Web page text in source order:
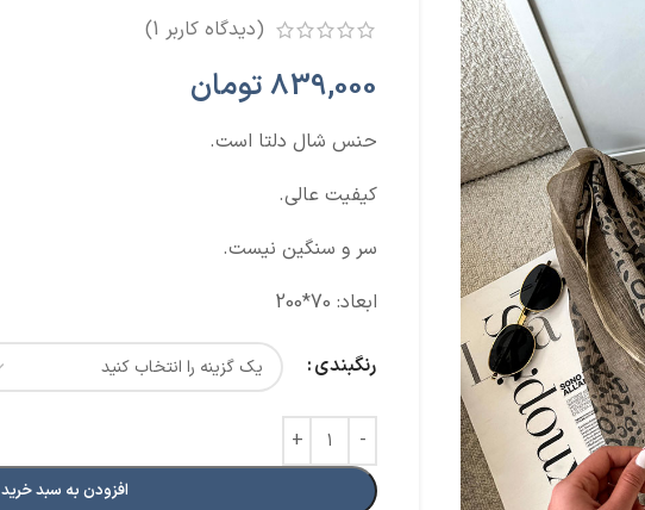
(دیدگاه کاربر 1
)
839,000تومان
حنس شال دلتا است.
کیفیت عالی.
سر و سنگین نیست.
ابعاد: 70*200
رنگبندی
افزودن به سبد خرید